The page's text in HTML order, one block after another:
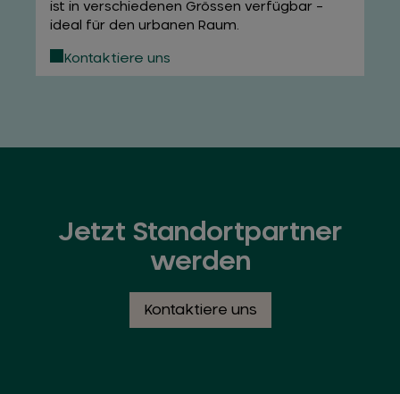
ist in verschiedenen Grössen verfügbar –
ideal für den urbanen Raum.
Kontaktiere uns
Jetzt Standortpartner
werden
Kontaktiere uns